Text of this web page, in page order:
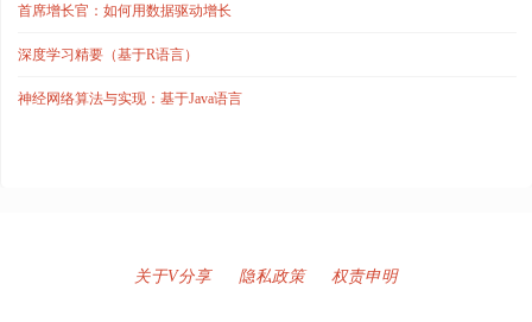
首席增长官：如何用数据驱动增长
深度学习精要（基于R语言）
神经网络算法与实现：基于Java语言
关于V分享 隐私政策 权责申明